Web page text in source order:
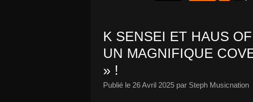
K SENSEI ET HAUS
UN MAGNIFIQUE
» !
Publié le 26 Avril 2025 par Steph Musicnation